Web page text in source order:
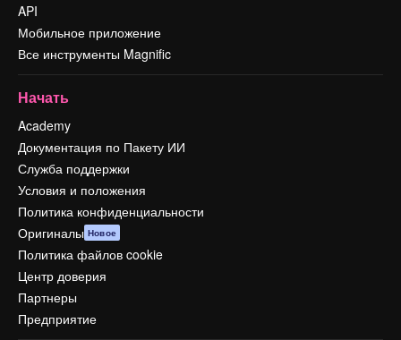
API
Мобильное приложение
Все инструменты Magnific
Начать
Academy
Документация по Пакету ИИ
Служба поддержки
Условия и положения
Политика конфиденциальности
Оригиналы Новое
Политика файлов cookie
Центр доверия
Партнеры
Предприятие